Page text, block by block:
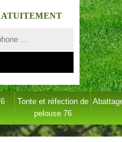
Tonte et réfection de
pelouse 76